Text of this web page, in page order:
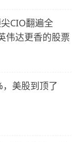
CIO翻遍全
伟达更香的股票
美股到顶了